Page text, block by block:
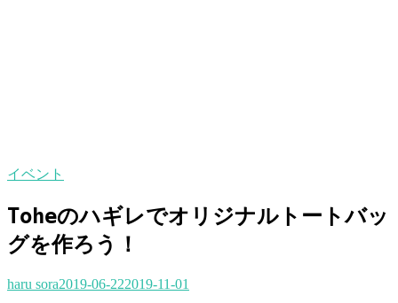
イベント
Toheのハギレでオリジナルトートバッ
グを作ろう！
haru sora2019-06-222019-11-01